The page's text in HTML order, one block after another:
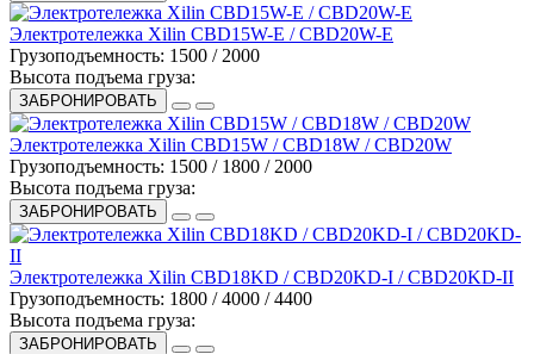
Электротележка Xilin CBD15W-E / CBD20W-E
Грузоподъемность: 1500 / 2000
Высота подъема груза:
ЗАБРОНИРОВАТЬ
Электротележка Xilin CBD15W / CBD18W / CBD20W
Грузоподъемность: 1500 / 1800 / 2000
Высота подъема груза:
ЗАБРОНИРОВАТЬ
Электротележка Xilin CBD18KD / CBD20KD-I / CBD20KD-II
Грузоподъемность: 1800 / 4000 / 4400
Высота подъема груза:
ЗАБРОНИРОВАТЬ